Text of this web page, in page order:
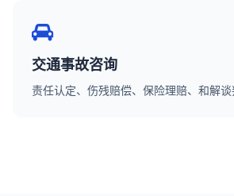
交通事故咨询
责任认定、伤残赔偿、保险理赔、和解谈